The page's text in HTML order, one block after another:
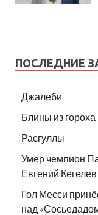
ПОСЛЕДНИЕ
Джалеби
Блины из гороха
Расгуллы
Умер чемпион
Евгений Кегелев
Гол Месси
над